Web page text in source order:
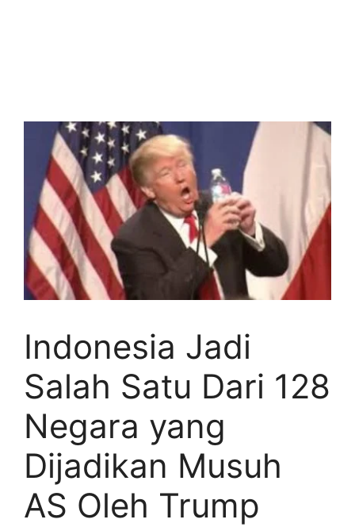
Indonesia Jadi
Salah Satu Dari 128
Negara yang
Dijadikan Musuh
AS Oleh Trump